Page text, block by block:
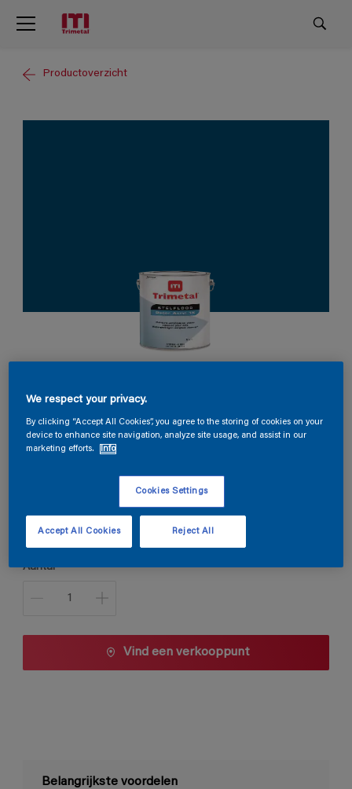
Productoverzicht
S6.46.22
Aantal
Vind een verkooppunt
Belangrijkste voordelen
We respect your privacy.
By clicking “Accept All Cookies”, you agree to the storing of cookies on your
device to enhance site navigation, analyze site usage, and assist in our
marketing efforts.
Info
Cookies Settings
Reject All
Accept All Cookies